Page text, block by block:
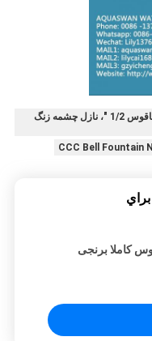
نازل چشمه آب ناقوس DN15 ، نازل چشمه آب ناقوس 1/2 "، نازل چشمه زنگ
CCC Bell Fountain
کاملا برنجی